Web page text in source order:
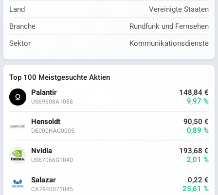
Land
Vereinigte Staaten
Branche
Rundfunk und Fernsehen
Sektor
Kommunikationsdienste
Top 100 Meistgesuchte Aktien
Palantir
US69608A1088
148,84 €
9,97 %
Hensoldt
DE000HAG0005
90,50 €
0,89 %
Nvidia
US67066G1040
193,68 €
2,01 %
Salazar
CA7940071045
0,22 €
25,61 %